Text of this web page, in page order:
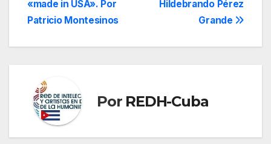
entradas
Hildebrando Pérez
Grande
«made in USA». Por
Patricio Montesinos
Por REDH-Cuba